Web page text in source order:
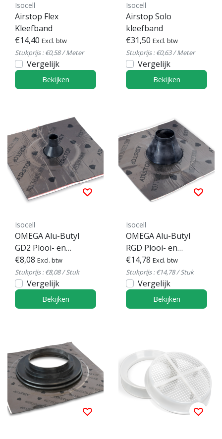
Isocell
Airstop Flex
Kleefband
€14,40 Excl. btw
Stukprijs : €0,58 / Meter
Vergelijk
Bekijken
Isocell
Airstop Solo
kleefband
€31,50 Excl. btw
Stukprijs : €0,63 / Meter
Vergelijk
Bekijken
Isocell
OMEGA Alu-Butyl
GD2 Plooi- en
buismanchet
€8,08 Excl. btw
Stukprijs : €8,08 / Stuk
Vergelijk
Bekijken
Isocell
OMEGA Alu-Butyl
RGD Plooi- en
buismanchet
€14,78 Excl. btw
Stukprijs : €14,78 / Stuk
Vergelijk
Bekijken